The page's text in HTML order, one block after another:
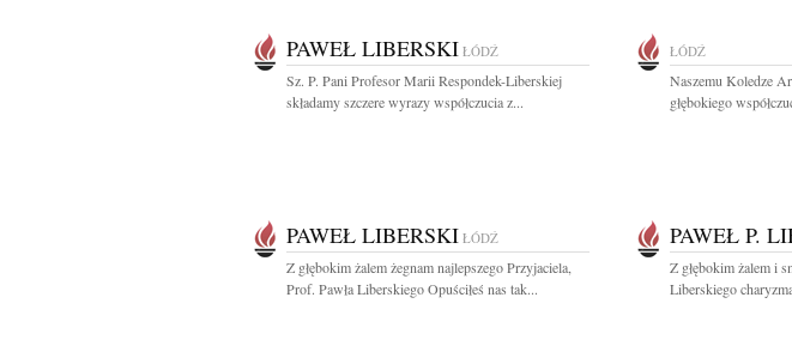
PAWEŁ LIBERSKI ŁÓDŹ
Sz. P. Pani Profesor Marii Respondek-Liberskiej
składamy szczere wyrazy współczucia z...
ŁÓDŹ
Naszemu Koledze
głębokiego
PAWEŁ LIBERSKI ŁÓDŹ
Z głębokim żalem żegnam najlepszego Przyjaciela,
Prof. Pawła Liberskiego Opuściłeś nas tak...
PAWEŁ P.
Z głębokim żalem i
Liberskiego